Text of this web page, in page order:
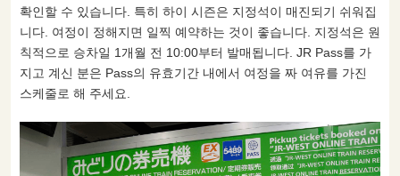
확인할 수 있습니다. 특히 하이 시즌은 지정석이 매진되기 쉬워집
니다. 여정이 정해지면 일찍 예약하는 것이 좋습니다. 지정석은 원
칙적으로 승차일 1개월 전 10:00부터 발매됩니다. JR Pass를 가
지고 계신 분은 Pass의 유효기간 내에서 여정을 짜 여유를 가진
스케줄로 해 주세요.